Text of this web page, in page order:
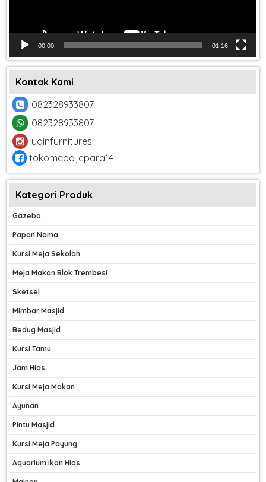
00:00 01:16
Kontak Kami
082328933807
082328933807
udinfurnitures
tokomebeljepara14
Kategori Produk
Gazebo
Papan Nama
Kursi Meja Sekolah
Meja Makan Blok Trembesi
Sketsel
Mimbar Masjid
Bedug Masjid
Kursi Tamu
Jam Hias
Kursi Meja Makan
Ayunan
Pintu Masjid
Kursi Meja Payung
Aquarium Ikan Hias